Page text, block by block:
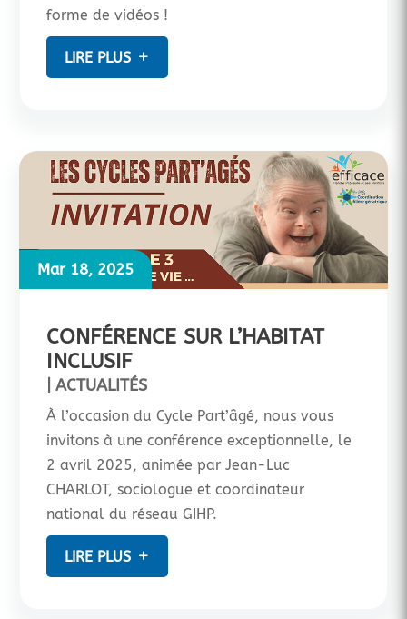
forme de vidéos !
LIRE PLUS
Mar 18, 2025
CONFÉRENCE SUR L’HABITAT
INCLUSIF
|ACTUALITÉS
À l’occasion du Cycle Part’âgé, nous vous
invitons à une conférence exceptionnelle, le
2 avril 2025, animée par Jean-Luc
CHARLOT, sociologue et coordinateur
national du réseau GIHP.
LIRE PLUS